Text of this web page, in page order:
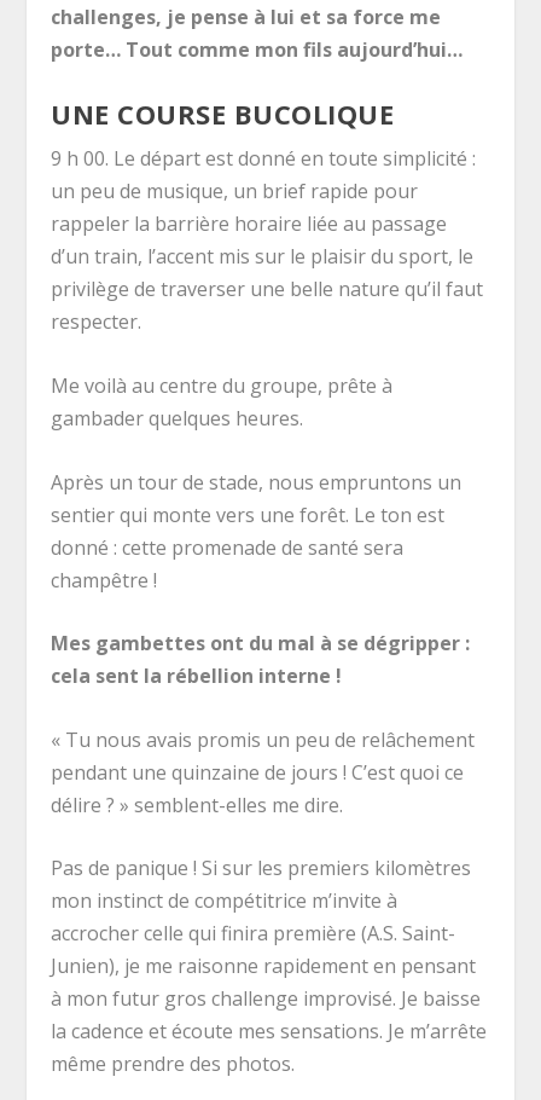
challenges, je pense à lui et sa force me
porte… Tout comme mon fils aujourd’hui…
UNE COURSE BUCOLIQUE
9 h 00. Le départ est donné en toute simplicité :
un peu de musique, un brief rapide pour
rappeler la barrière horaire liée au passage
d’un train, l’accent mis sur le plaisir du sport, le
privilège de traverser une belle nature qu’il faut
respecter.
Me voilà au centre du groupe, prête à
gambader quelques heures.
Après un tour de stade, nous empruntons un
sentier qui monte vers une forêt. Le ton est
donné : cette promenade de santé sera
champêtre !
Mes gambettes ont du mal à se dégripper :
cela sent la rébellion interne !
« Tu nous avais promis un peu de relâchement
pendant une quinzaine de jours ! C’est quoi ce
délire ? » semblent-elles me dire.
Pas de panique ! Si sur les premiers kilomètres
mon instinct de compétitrice m’invite à
accrocher celle qui finira première (A.S. Saint-
Junien), je me raisonne rapidement en pensant
à mon futur gros challenge improvisé. Je baisse
la cadence et écoute mes sensations. Je m’arrête
même prendre des photos.